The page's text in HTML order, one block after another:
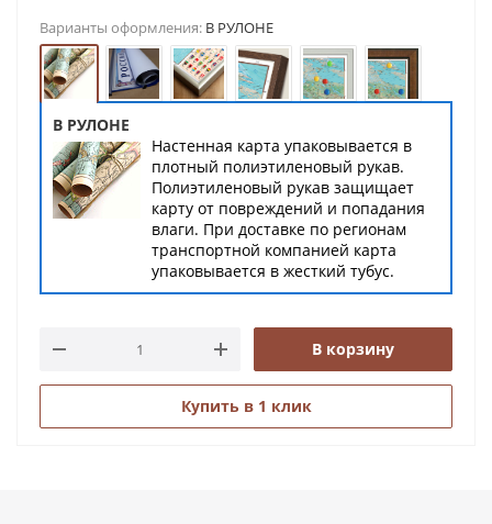
Варианты оформления: В РУЛОНЕ
В РУЛОНЕ
Настенная карта упаковывается в
плотный полиэтиленовый рукав.
Полиэтиленовый рукав защищает
карту от повреждений и попадания
влаги. При доставке по регионам
транспортной компанией карта
упаковывается в жесткий тубус.
В корзину
Купить в 1 клик